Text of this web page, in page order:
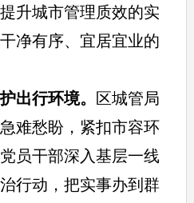
升城市管理质效的实
净有序、宜居宜业的
出行环境。 区城管局
难愁盼，紧扣市容环
员干部深入基层一线
行动，把实事办到群